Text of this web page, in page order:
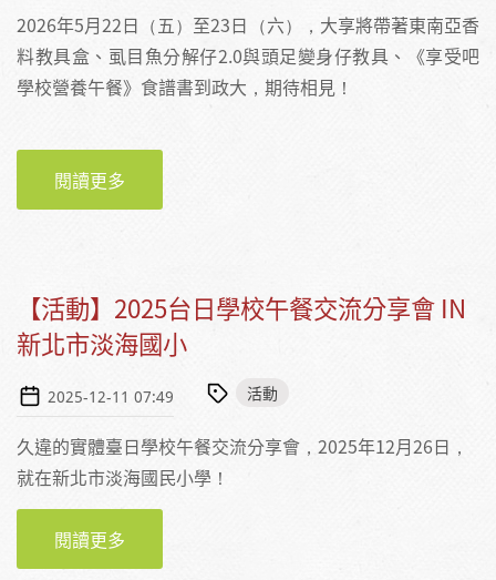
2026年5月22日（五）至23日（六），大享將帶著東南亞香
料教具盒、虱目魚分解仔2.0與頭足變身仔教具、《享受吧
學校營養午餐》食譜書到政大，期待相見！
閱讀更多
【活動】2025台日學校午餐交流分享會 IN
新北市淡海國小
2025-12-11 07:49 活動
久違的實體臺日學校午餐交流分享會，2025年12月26日，
就在新北市淡海國民小學！
閱讀更多
新北市淡海國小